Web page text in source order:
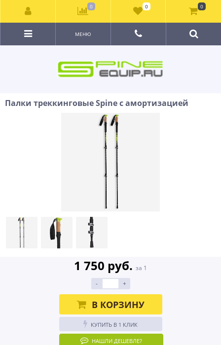
МЕНЮ
Палки треккинговые Spine с амортизацией
1 750 руб. за 1
-
+
В КОРЗИНУ
КУПИТЬ В 1 КЛИК
НАШЛИ ДЕШЕВЛЕ?
0 0 0